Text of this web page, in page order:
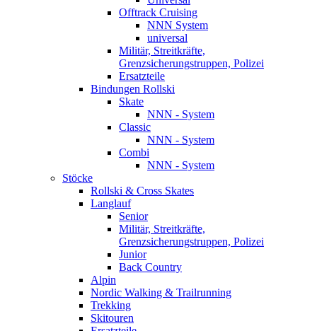
Offtrack Cruising
NNN System
universal
Militär, Streitkräfte,
Grenzsicherungstruppen, Polizei
Ersatzteile
Bindungen Rollski
Skate
NNN - System
Classic
NNN - System
Combi
NNN - System
Stöcke
Rollski & Cross Skates
Langlauf
Senior
Militär, Streitkräfte,
Grenzsicherungstruppen, Polizei
Junior
Back Country
Alpin
Nordic Walking & Trailrunning
Trekking
Skitouren